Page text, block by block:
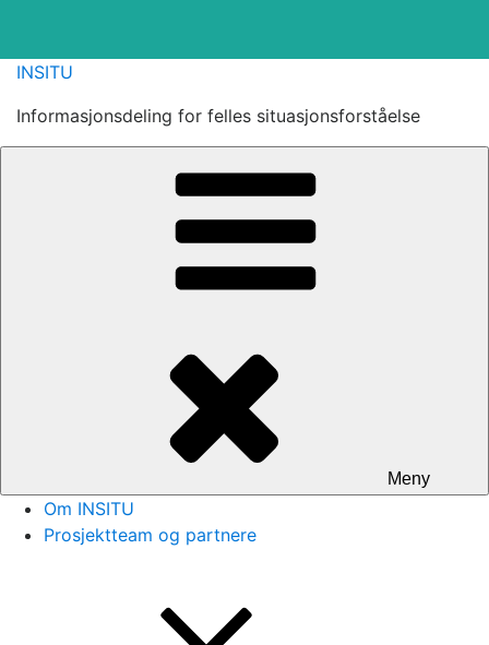
Gå
innhold
INSITU
Informasjonsdeling for felles situasjonsforståelse
Meny
Om INSITU
Prosjektteam og partnere